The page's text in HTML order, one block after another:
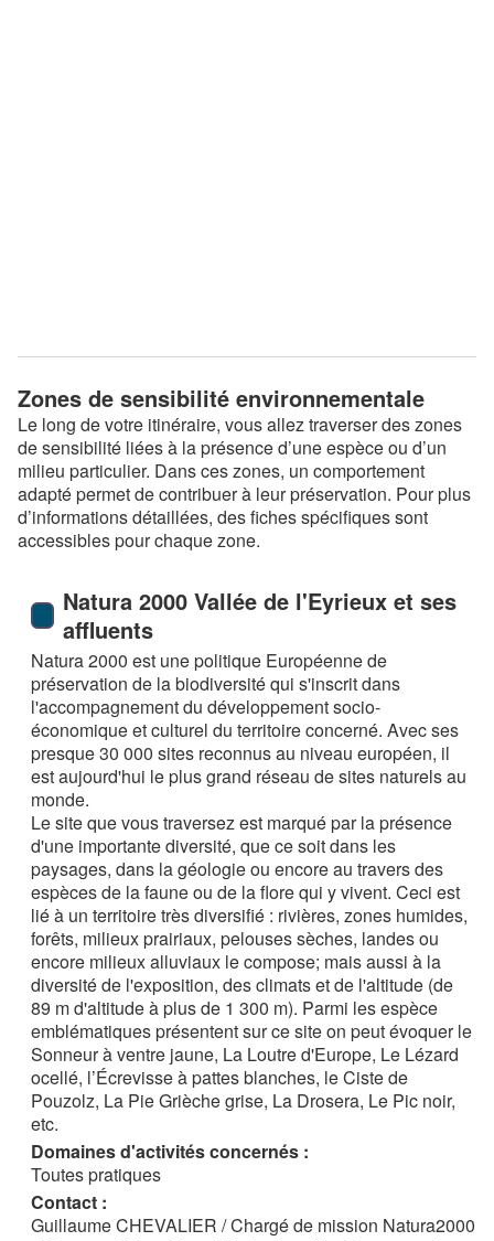
Zones de sensibilité environnementale
Le long de votre itinéraire, vous allez traverser des zones
de sensibilité liées à la présence d’une espèce ou d’un
milieu particulier. Dans ces zones, un comportement
adapté permet de contribuer à leur préservation. Pour plus
d’informations détaillées, des fiches spécifiques sont
accessibles pour chaque zone.
Natura 2000 Vallée de l'Eyrieux et ses
affluents
Natura 2000 est une politique Européenne de
préservation de la biodiversité qui s'inscrit dans
l'accompagnement du développement socio-
économique et culturel du territoire concerné. Avec ses
presque 30 000 sites reconnus au niveau européen, il
est aujourd'hui le plus grand réseau de sites naturels au
monde.
Le site que vous traversez est marqué par la présence
d'une importante diversité, que ce soit dans les
paysages, dans la géologie ou encore au travers des
espèces de la faune ou de la flore qui y vivent. Ceci est
lié à un territoire très diversifié : rivières, zones humides,
forêts, milieux prairiaux, pelouses sèches, landes ou
encore milieux alluviaux le compose; mais aussi à la
diversité de l'exposition, des climats et de l'altitude (de
89 m d'altitude à plus de 1 300 m). Parmi les espèce
emblématiques présentent sur ce site on peut évoquer le
Sonneur à ventre jaune, La Loutre d'Europe, Le Lézard
ocellé, l’Écrevisse à pattes blanches, le Ciste de
Pouzolz, La Pie Grièche grise, La Drosera, Le Pic noir,
etc.
Domaines d'activités concernés :
Toutes pratiques
Contact :
Guillaume CHEVALIER / Chargé de mission Natura2000